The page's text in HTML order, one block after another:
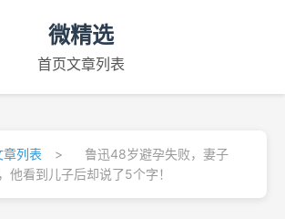
微精选
首页文章列表
章列表 >
鲁迅48岁避孕失败，妻子
他看到儿子后却说了5个字！